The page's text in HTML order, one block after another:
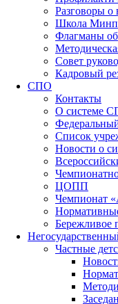
Разговоры о
Школа
Флагманы
Совет
Кадровый
СПО
Контакты
О системе
Список
Новости о
ЦОПП
Чемпионат
Бережливое
Частные